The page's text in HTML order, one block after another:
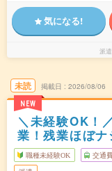
気になる!
派
未読
NEW
掲載日 2026/08/06
＼未経験OK！
業！残業ほぼナ
職種未経験OK 交通